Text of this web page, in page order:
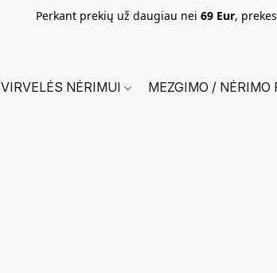
Perkant prekių už daugiau nei 69 Eur,
VIRVELĖS NĖRIMUI MEZGIMO / NĖRIMO